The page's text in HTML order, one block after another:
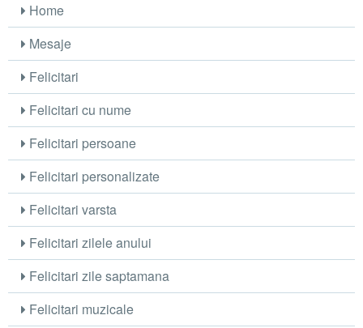
Home
Mesaje
Felicitari
Felicitari cu nume
Felicitari persoane
Felicitari personalizate
Felicitari varsta
Felicitari zilele anului
Felicitari zile saptamana
Felicitari muzicale